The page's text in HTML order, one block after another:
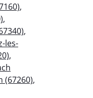
,
,
,
les-
,
(67260),